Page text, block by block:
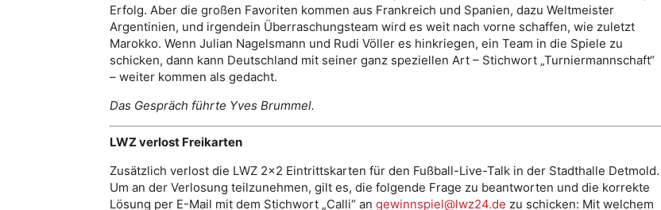
Erfolg. Aber die großen Favoriten kommen aus Frankreich und Spanien, dazu Weltmeister
Argentinien, und irgendein Überraschungsteam wird es weit nach vorne schaffen, wie zuletzt
Marokko. Wenn Julian Nagelsmann und Rudi Völler es hinkriegen, ein Team in die Spiele zu
schicken, dann kann Deutschland mit seiner ganz speziellen Art – Stichwort „Turniermannschaft“
– weiter kommen als gedacht.
Das Gespräch führte Yves Brummel.
LWZ verlost Freikarten
Zusätzlich verlost die LWZ 2×2 Eintrittskarten für den Fußball-Live-Talk in der Stadthalle Detmold.
Um an der Verlosung teilzunehmen, gilt es, die folgende Frage zu beantworten und die korrekte
Lösung per E-Mail mit dem Stichwort „Calli“ an gewinnspiel@lwz24.de zu schicken: Mit welchem